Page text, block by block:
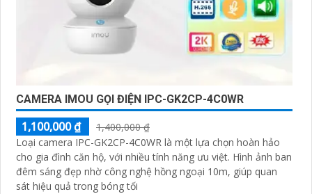
CAMERA IMOU GỌI ĐIỆN IPC-GK2CP-4C0WR
1,100,000 ₫
1,400,000 ₫
Loại camera IPC-GK2CP-4C0WR là một lựa chọn hoàn hảo
cho gia đình căn hộ, với nhiều tính năng ưu việt. Hình ảnh ban
đêm sáng đẹp nhờ công nghệ hồng ngoại 10m, giúp quan
sát hiệu quả trong bóng tối